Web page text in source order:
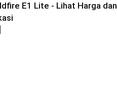
E1 Lite - Lihat Harga dan